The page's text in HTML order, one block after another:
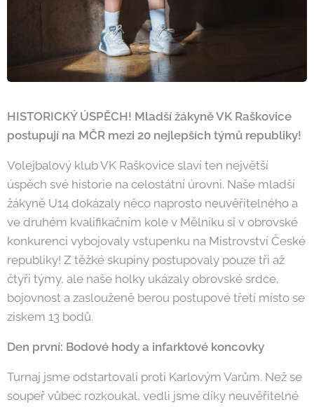
HISTORICKÝ ÚSPĚCH! Mladší žákyně VK Raškovice
postupují na MČR mezi 20 nejlepších týmů republiky!
Volejbalový klub VK Raškovice slaví ten největší
úspěch své historie na celostátní úrovni. Naše mladší
žákyně U14 dokázaly něco naprosto neuvěřitelného a
ve druhém kvalifikačním kole v Mělníku si v obrovské
konkurenci vybojovaly vstupenku na Mistrovství České
republiky! Z těžké skupiny postupovaly pouze tři až
čtyři týmy, ale naše holky ukázaly obrovské srdce,
bojovnost a zaslouženě berou postupové třetí místo se
ziskem 13 bodů.
Den první: Bodové hody a infarktové koncovky
Turnaj jsme odstartovali proti Karlovým Varům. Než se
soupeř vůbec rozkoukal, vedli jsme díky neuvěřitelné